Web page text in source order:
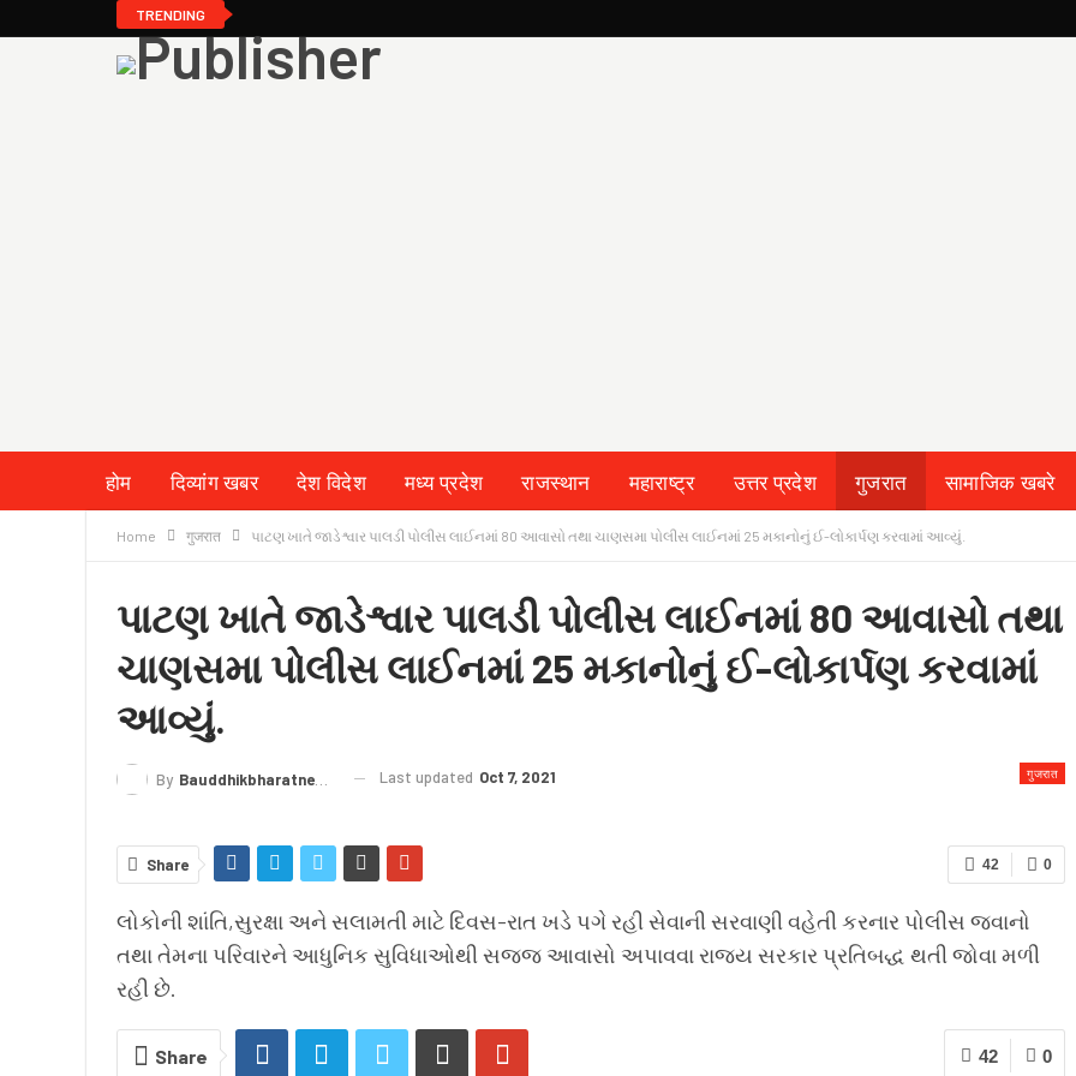
TRENDING
होम दिव्यांग खबर देश विदेश मध्य प्रदेश राजस्थान महाराष्ट्र उत्तर प्रदेश गुजरात सामाजिक खबरे
क्राइम
लेख/काव्य शिक्षा LIVE TV TERMS & CONDITION
Home गुजरात પાટણ ખાતે જાડેશ્વાર પાલડી પોલીસ લાઈનમાં 80 આવાસો તથા ચાણસમા પોલીસ લાઈનમાં 25 મકાનોનું ઈ-લોકાર્પણ કરવામાં આવ્યું.
પાટણ ખાતે જાડેશ્વાર પાલડી પોલીસ લાઈનમાં 80 આવાસો તથા
ચાણસમા પોલીસ લાઈનમાં 25 મકાનોનું ઈ-લોકાર્પણ કરવામાં
આવ્યું.
गुजरात
By Bauddhikbharatnews@gmail.com Last updated Oct 7, 2021
0
42
Share
લોકોની શાંતિ,સુરક્ષા અને સલામતી માટે દિવસ-રાત ખડે પગે રહી સેવાની સરવાણી વહેતી કરનાર પોલીસ જવાનો
તથા તેમના પરિવારને આધુનિક સુવિધાઓથી સજ્જ આવાસો અપાવવા રાજ્ય સરકાર પ્રતિબદ્ધ થતી જોવા મળી
રહી છે.
0
42
Share